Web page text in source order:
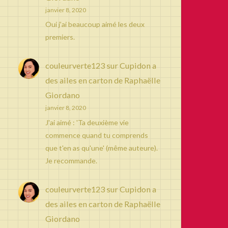
janvier 8, 2020
Oui j’ai beaucoup aimé les deux
premiers.
couleurverte123surCupidon a
des ailes en carton de Raphaëlle
Giordano
janvier 8, 2020
J'ai aimé : 'Ta deuxième vie
commence quand tu comprends
que t'en as qu'une' (même auteure).
Je recommande.
couleurverte123surCupidon a
des ailes en carton de Raphaëlle
Giordano